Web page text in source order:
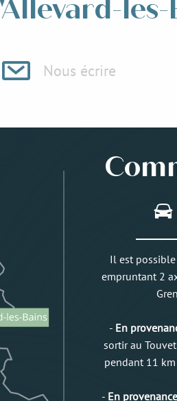
les-
Nous écrire
Il est
empruntant 2
- En
sortir au
pendant 11
- En